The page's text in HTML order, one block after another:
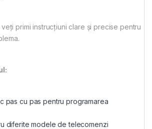
primi instrucțiuni clare și precise pentru
pas cu pas pentru programarea
diferite modele de telecomenzi